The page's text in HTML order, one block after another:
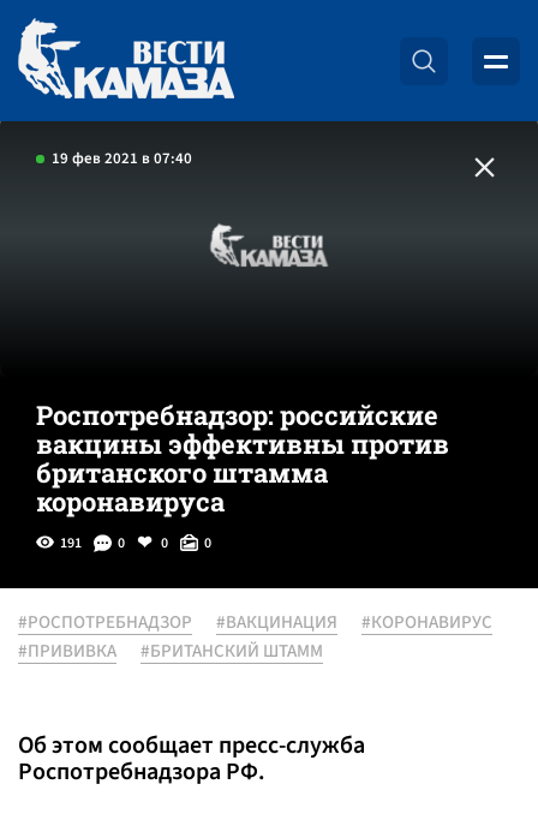
19 фев 2021 в 07:40
Роспотребнадзор: российские
вакцины эффективны против
британского штамма
коронавируса
191 0 0 0
#РОСПОТРЕБНАДЗОР #ВАКЦИНАЦИЯ
#КОРОНАВИРУС
#ПРИВИВКА
#БРИТАНСКИЙ ШТАММ
Об этом сообщает пресс-служба
Роспотребнадзора РФ.